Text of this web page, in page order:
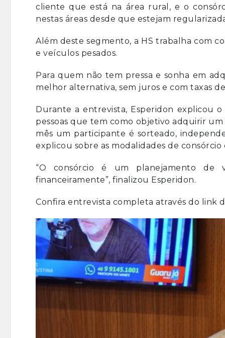
cliente que está na área rural, e o
nestas áreas desde que estejam
Além deste segmento, a HS trabalha com
e veículos pesados.
Para quem não tem pressa e sonha em
melhor alternativa, sem juros e com taxas
Durante a entrevista, Esperidon explicou
pessoas que tem como objetivo adquirir
mês um participante é sorteado,
explicou sobre as modalidades de consórcio
“O consórcio é um planejamento
financeiramente”, finalizou Esperidon.
Confira entrevista completa através do link